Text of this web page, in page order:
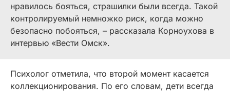
нравилось бояться, страшилки были всегда. Такой
контролируемый немножко риск, когда можно
безопасно побояться, – рассказала Корноухова в
интервью «Вести Омск».
Психолог отметила, что второй момент касается
коллекционирования. По его словам, дети всегда